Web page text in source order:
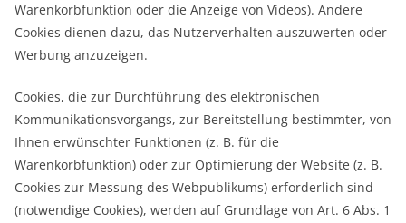
Warenkorbfunktion oder die Anzeige von Videos). Andere
Cookies dienen dazu, das Nutzerverhalten auszuwerten oder
Werbung anzuzeigen.
Cookies, die zur Durchführung des elektronischen
Kommunikationsvorgangs, zur Bereitstellung bestimmter, von
Ihnen erwünschter Funktionen (z. B. für die
Warenkorbfunktion) oder zur Optimierung der Website (z. B.
Cookies zur Messung des Webpublikums) erforderlich sind
(notwendige Cookies), werden auf Grundlage von Art. 6 Abs. 1